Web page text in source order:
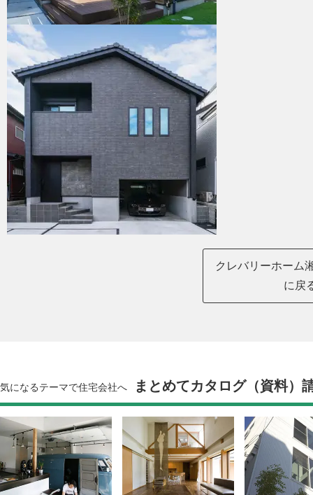
クレバリーホーム
に戻
気になるテーマで住宅会社へ まとめてカタログ（資料）